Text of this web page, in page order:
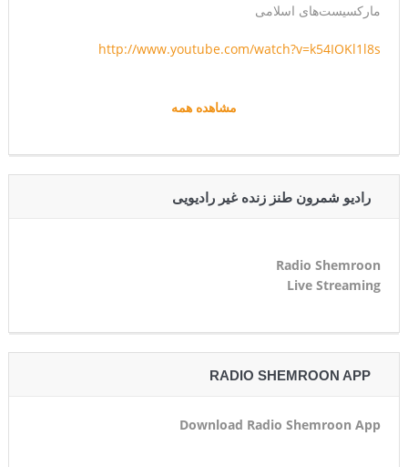
مارکسیست‌های اسلامی
http://www.youtube.com/watch?v=k54IOKl1l8s
مشاهده همه
رادیو شمرون طنز زنده غیر رادیویی
Radio Shemroon
Live Streaming
RADIO SHEMROON APP
Download Radio Shemroon App